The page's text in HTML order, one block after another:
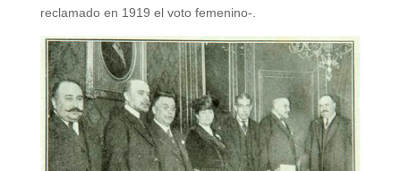
reclamado en 1919 el voto femenino-.